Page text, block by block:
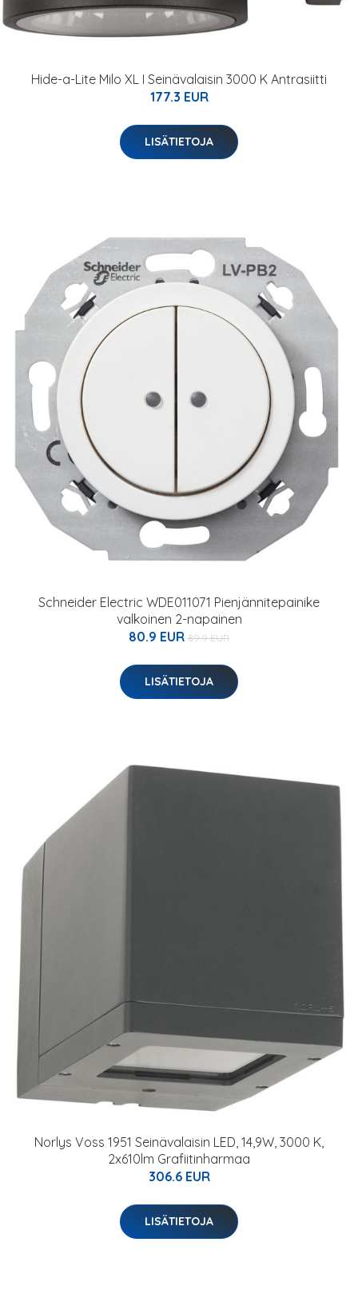
Hide-a-Lite Milo XL I Seinävalaisin 3000 K Antrasiitti
177.3 EUR
LISÄTIETOJA
Schneider Electric WDE011071 Pienjännitepainike
valkoinen 2-napainen
80.9 EUR 89.9 EUR
LISÄTIETOJA
Norlys Voss 1951 Seinävalaisin LED, 14,9W, 3000 K,
2x610lm Grafiitinharmaa
306.6 EUR
LISÄTIETOJA